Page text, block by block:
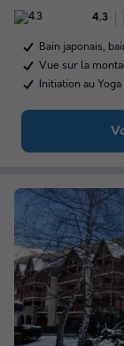
4.3
Bain japonais,
Vue sur la
Initiation au